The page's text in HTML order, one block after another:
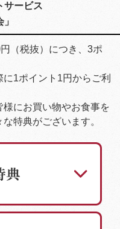
サービス
（税抜）につき、3ポ
1ポイント1円からご利
にお買い物やお食事を
特典がございます。